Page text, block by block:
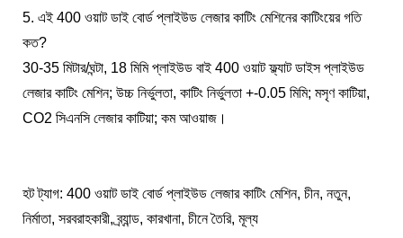
5. এই 400 ওয়াট ডাই বোর্ড প্লাইউড লেজার কাটিং মেশিনের কাটিংয়ের গতি
কত?
30-35 মিটার/ঘন্টা, 18 মিমি প্লাইউড বাই 400 ওয়াট ফ্ল্যাট ডাইস প্লাইউড
লেজার কাটিং মেশিন; উচ্চ নির্ভুলতা, কাটিং নির্ভুলতা +-0.05 মিমি; মসৃণ কাটিয়া,
CO2 সিএনসি লেজার কাটিয়া; কম আওয়াজ।
হট ট্যাগ: 400 ওয়াট ডাই বোর্ড প্লাইউড লেজার কাটিং মেশিন, চীন, নতুন,
নির্মাতা, সরবরাহকারী, ব্র্যান্ড, কারখানা, চীনে তৈরি, মূল্য